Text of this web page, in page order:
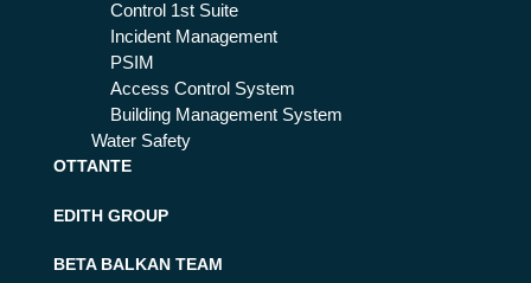
Control 1st Suite
Incident Management
PSIM
Access Control System
Building Management System
Water Safety
OTTANTE
EDITH GROUP
BETA BALKAN TEAM